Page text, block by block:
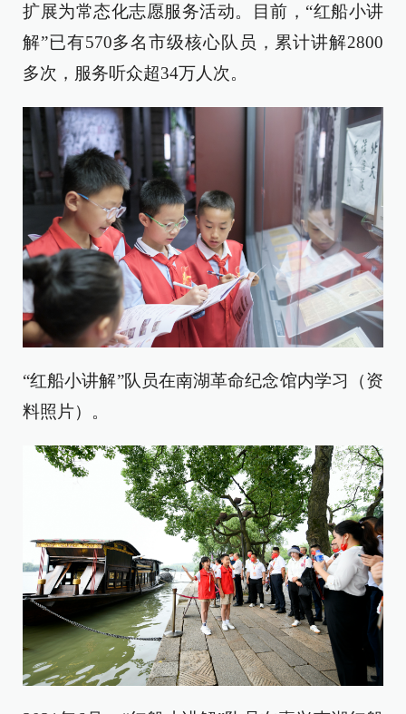
扩展为常态化志愿服务活动。目前，“红船小讲
解”已有570多名市级核心队员，累计讲解2800
多次，服务听众超34万人次。
“红船小讲解”队员在南湖革命纪念馆内学习（资
料照片）。